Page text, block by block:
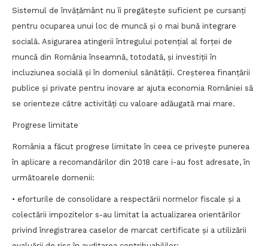
Sistemul de învățământ nu îi pregătește suficient pe cursanți
pentru ocuparea unui loc de muncă și o mai bună integrare
socială. Asigurarea atingerii întregului potențial al forței de
muncă din România înseamnă, totodată, și investiții în
incluziunea socială și în domeniul sănătății. Creșterea finanțării
publice și private pentru inovare ar ajuta economia României să
se orienteze către activități cu valoare adăugată mai mare.
Progrese limitate
România a făcut progrese limitate în ceea ce privește punerea
în aplicare a recomandărilor din 2018 care i-au fost adresate, în
următoarele domenii:
• eforturile de consolidare a respectării normelor fiscale și a
colectării impozitelor s-au limitat la actualizarea orientărilor
privind înregistrarea caselor de marcat certificate și a utilizării